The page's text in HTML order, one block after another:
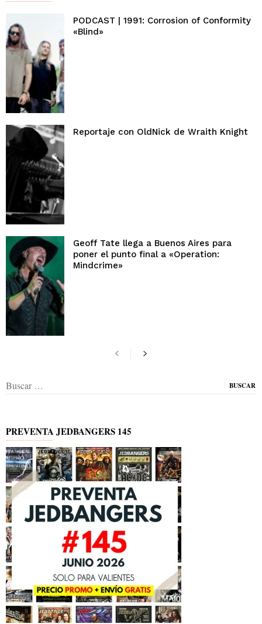
PODCAST | 1991: Corrosion of Conformity
«Blind»
Reportaje con OldNick de Wraith Knight
Geoff Tate llega a Buenos Aires para
poner el punto final a «Operation:
Mindcrime»
Buscar:
PREVENTA JEDBANGERS 145